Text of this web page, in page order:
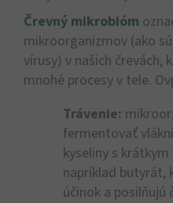
Črevný mikrobióm
mikroorganizmov (ako
vírusy) v našich črevách,
mnohé procesy v tele.
Trávenie:
fermentovať
kyseliny s krátkym
napríklad butyrát,
účinok a posilňujú